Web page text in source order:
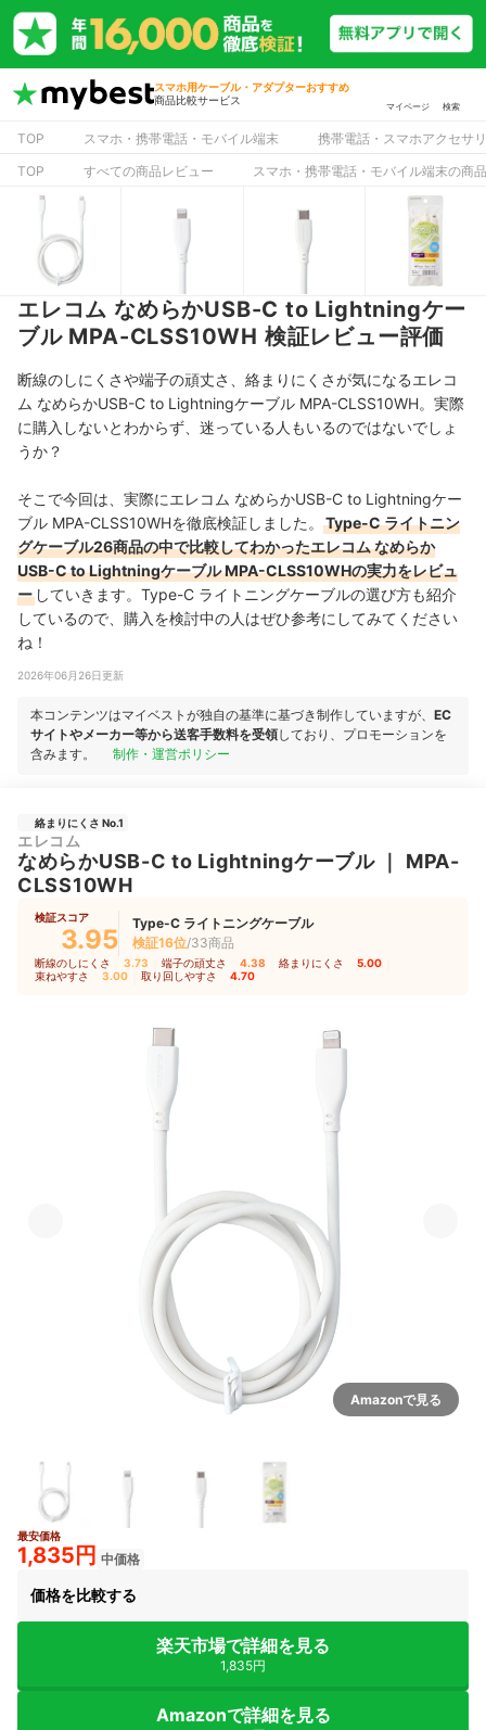
スマホ用ケーブル・アダプターおすすめ
商品比較サービス
マイページ 検索
TOP スマホ・携帯電話・モバイル端末
携帯電話・スマホアクセサリ
TOP
すべての商品レビュー スマホ・携帯電話・モバイル端末の商
エレコム なめらかUSB-C to Lightningケー
ブル MPA-CLSS10WH 検証レビュー評価
断線のしにくさや端子の頑丈さ、絡まりにくさが気になるエレコ
ム なめらかUSB-C to Lightningケーブル MPA-CLSS10WH。実際
に購入しないとわからず、迷っている人もいるのではないでしょ
うか？
そこで今回は、実際にエレコム なめらかUSB-C to Lightningケー
ブル MPA-CLSS10WHを徹底検証しました。
Type-C ライトニン
グケーブル26商品の中で比較してわかったエレコム なめらか
USB-C to Lightningケーブル MPA-CLSS10WHの実力をレビュ
ー していきます。Type-C ライトニングケーブルの選び方も紹介
しているので、購入を検討中の人はぜひ参考にしてみてください
ね！
2026年06月26日更新
本コンテンツはマイベストが独自の基準に基づき制作していますが、 EC
サイトやメーカー等から送客手数料を受領しており、プロモーションを
含みます。
制作・運営ポリシー
絡まりにくさ No.1
エレコム
なめらかUSB-C to Lightningケーブル｜ MPA-
CLSS10WH
検証スコア
3.95
Type-C ライトニングケーブル
検証16位/33商品
断線のしにくさ 3.73 端子の頑丈さ 4.38 絡まりにくさ 5.00
束ねやすさ 3.00 取り回しやすさ 4.70
Amazonで見る
最安価格
1,835円 中価格
価格を比較する
楽天市場で詳細を見る
1,835円
Amazonで詳細を見る